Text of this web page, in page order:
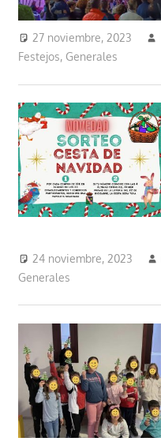
27 noviembre, 2023
Festejos, Generales
24 noviembre, 2023
Generales